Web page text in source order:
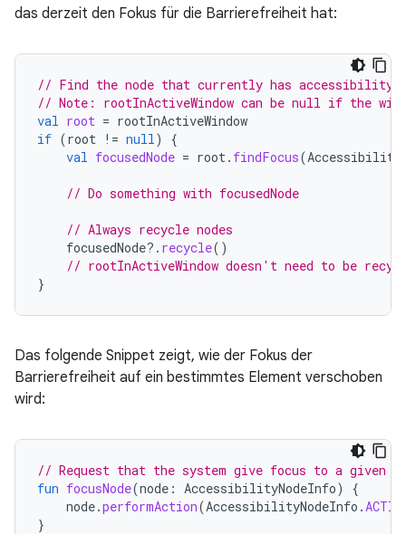
das derzeit den Fokus für die Barrierefreiheit hat:
// Find the node that currently has accessibility
// Note: rootInActiveWindow can be null if the
val root = rootInActiveWindow
if (root != null)
{
val focusedNode = root. findFocus(
// Do something with focusedNode
// Always recycle nodes
focusedNode?. recycle()
// rootInActiveWindow doesn't need to be
}
Das folgende Snippet zeigt, wie der Fokus der
Barrierefreiheit auf ein bestimmtes Element verschoben
wird:
// Request that the system give focus to a given
fun focusNode(node : AccessibilityNodeInfo)
{
node.performAction(AccessibilityNodeInfo .
}